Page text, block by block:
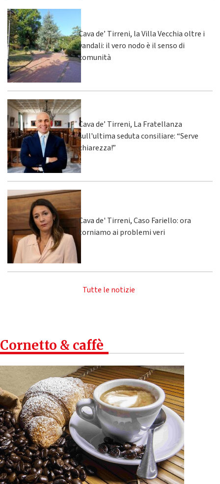
Cava de’ Tirreni, la Villa Vecchia oltre i
vandali: il vero nodo è il senso di
comunità
Cava de’ Tirreni, La Fratellanza
sull'ultima seduta consiliare: “Serve
chiarezza!”
Cava de' Tirreni, Caso Fariello: ora
torniamo ai problemi veri
Tutte le notizie
Cornetto & caffè